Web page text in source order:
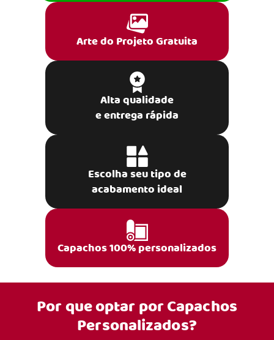
Arte do Projeto Gratuita
Alta qualidade
e entrega rápida
Escolha seu tipo de
acabamento ideal
Capachos 100% personalizados
Por que optar porCapachos
Personalizados?